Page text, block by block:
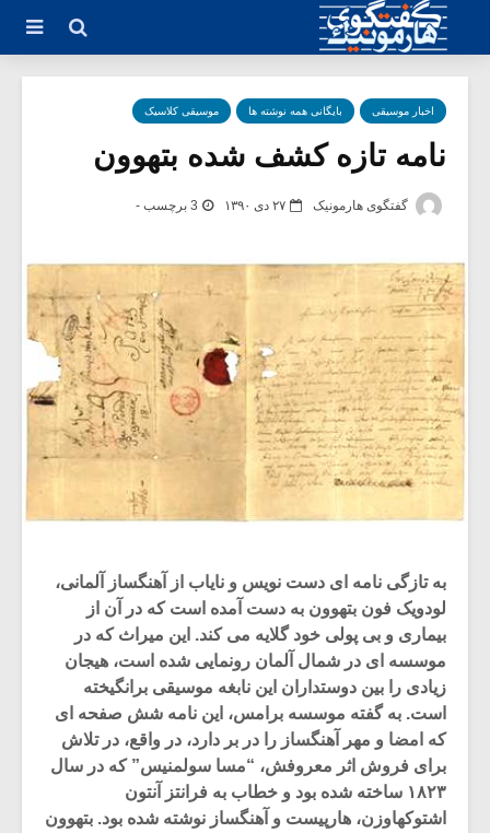
اخبار موسیقی بایگانی همه نوشته ها موسیقی کلاسیک
نامه تازه کشف شده بتهوون
گفتگوی هارمونیک ۲۷ دی ۱۳۹۰ 3 برچسب -
به تازگی نامه ای دست نویس و نایاب از آهنگساز آلمانی،
لودویک فون بتهوون به دست آمده است که در آن از
بیماری و بی پولی خود گلایه می کند. این میراث که در
موسسه ای در شمال آلمان رونمایی شده است، هیجان
زیادی را بین دوستداران این نابغه موسیقی برانگیخته
است. به گفته موسسه برامس، این نامه شش صفحه ای
که امضا و مهر آهنگساز را در بر دارد، در واقع، در تلاش
برای فروش اثر معروفش، “مسا سولمنیس” که در سال
۱۸۲۳ ساخته شده بود و خطاب به فرانتز آنتون
اشتوکهاوزن، هارپیست و آهنگساز نوشته شده بود. بتهوون